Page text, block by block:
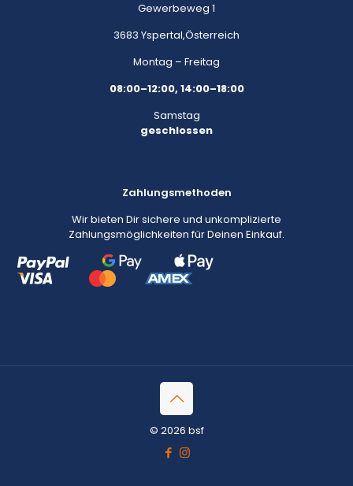
Gewerbeweg 1
3683 Yspertal,Österreich
Montag – Freitag
08:00–12:00, 14:00–18:00
Samstag
geschlossen
Zahlungsmethoden
Wir bieten Dir sichere und unkomplizierte
Zahlungsmöglichkeiten für Deinen Einkauf.
© 2026 bsf